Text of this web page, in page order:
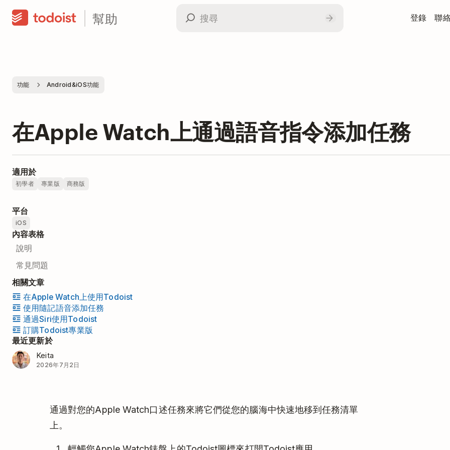
幫助 登錄 聯
功能 Android&iOS功能
在Apple Watch上通過語音指令添加任務
適用於
初學者 專業版 商務版
平台
iOS
內容表格
說明
常見問題
相關文章
在Apple Watch上使用Todoist
使用隨記語音添加任務
通過Siri使用Todoist
訂購Todoist專業版
最近更新於
Keita
2026年7月2日
通過對您的Apple Watch口述任務來將它們從您的腦海中快速地移到任務清單
上。